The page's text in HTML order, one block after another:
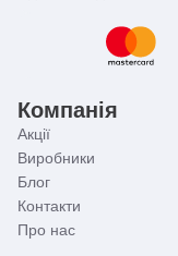
Компанія
Акції
Виробники
Блог
Контакти
Про нас